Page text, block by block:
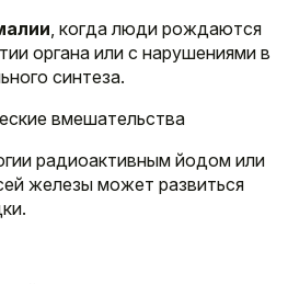
, когда люди рождаются
органа или с нарушениями в
синтеза.
вмешательства
радиоактивным йодом или
железы может развиться